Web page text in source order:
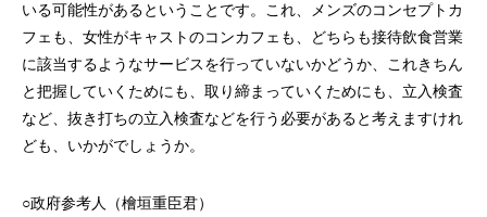
いる可能性があるということです。これ、メンズのコンセプトカ
フェも、女性がキャストのコンカフェも、どちらも接待飲食営業
に該当するようなサービスを行っていないかどうか、これきちん
と把握していくためにも、取り締まっていくためにも、立入検査
など、抜き打ちの立入検査などを行う必要があると考えますけれ
ども、いかがでしょうか。
○政府参考人（檜垣重臣君）